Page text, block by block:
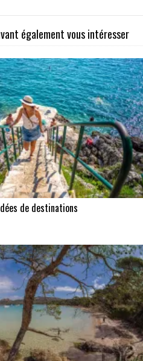
également vous intéresser
de destinations